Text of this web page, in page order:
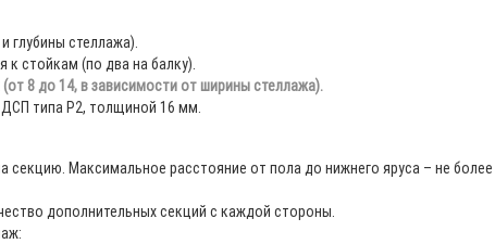
глубины стеллажа).
стойкам (по два на балку).
8 до 14, в зависимости от ширины стеллажа).
типа Р2, толщиной 16 мм.
секцию. Максимальное расстояние от пола до нижнего яруса – не
дополнительных секций с каждой стороны.